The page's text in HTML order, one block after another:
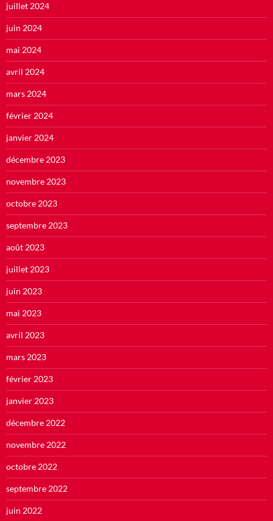
juillet 2024
juin 2024
mai 2024
avril 2024
mars 2024
février 2024
janvier 2024
décembre 2023
novembre 2023
octobre 2023
septembre 2023
août 2023
juillet 2023
juin 2023
mai 2023
avril 2023
mars 2023
février 2023
janvier 2023
décembre 2022
novembre 2022
octobre 2022
septembre 2022
juin 2022